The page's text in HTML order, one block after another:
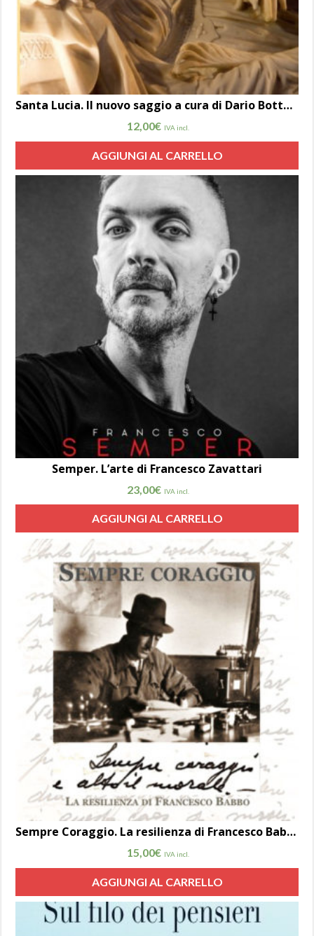
Santa Lucia. Il nuovo saggio a cura di Dario Bottaro
12,00€ IVA incl.
AGGIUNGI AL CARRELLO
Semper. L’arte di Francesco Zavattari
23,00€ IVA incl.
AGGIUNGI AL CARRELLO
Sempre Coraggio. La resilienza di Francesco Babbo di Carolina Babbo
15,00€ IVA incl.
AGGIUNGI AL CARRELLO